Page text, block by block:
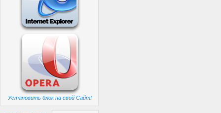
Установить блок на свой Сайт!